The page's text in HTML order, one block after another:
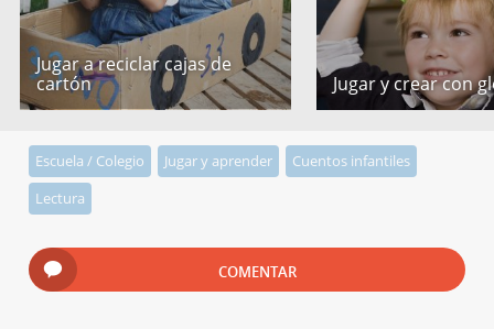
Jugar a reciclar cajas de
cartón
Jugar y crear con
Escuela / Colegio Jugar y aprender
Cuentos infantiles
Lectura
COMENTAR